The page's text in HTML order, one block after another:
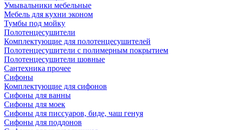
Умывальники мебельные
Мебель для кухни эконом
Тумбы под мойку
Полотенцесушители
Комплектующие для полотенцесушителей
Полотенцесушители с полимерным покрытием
Полотенцесушители шовные
Сантехника прочее
Сифоны
Комплектующие для сифонов
Сифоны для ванны
Сифоны для моек
Сифоны для писсуаров, биде, чаш генуя
Сифоны для поддонов